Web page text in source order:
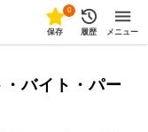
0
保存 履歴 メニュー
バイト・パー